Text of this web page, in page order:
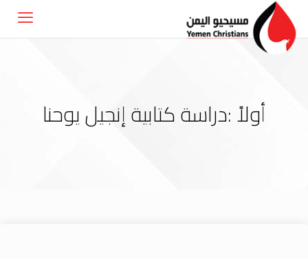
أولاً :دراسة كتابية إنجيل يوحنا